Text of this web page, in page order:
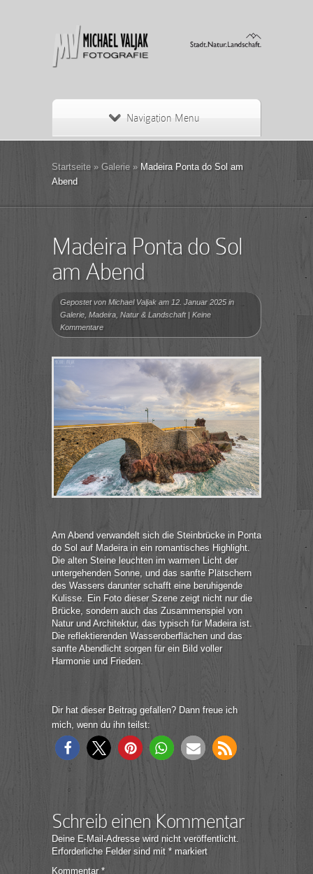
Navigation Menu
Startseite » Galerie » Madeira Ponta do Sol am
Abend
Madeira Ponta do Sol
am Abend
Gepostet von Michael Valjak am 12. Januar 2025 in
Galerie Madeira Natur & Landschaft| Keine
Kommentare
Am Abend verwandelt sich die Steinbrücke in Ponta
do Sol auf Madeira in ein romantisches Highlight.
Die alten Steine leuchten im warmen Licht der
untergehenden Sonne, und das sanfte Plätschern
des Wassers darunter schafft eine beruhigende
Kulisse. Ein Foto dieser Szene zeigt nicht nur die
Brücke, sondern auch das Zusammenspiel von
Natur und Architektur, das typisch für Madeira ist.
Die reflektierenden Wasseroberflächen und das
sanfte Abendlicht sorgen für ein Bild voller
Harmonie und Frieden.
Dir hat dieser Beitrag gefallen? Dann freue ich
mich, wenn du ihn teilst:
Schreib einen Kommentar
Deine E-Mail-Adresse wird nicht veröffentlicht.
Erforderliche Felder sind mit * markiert
Kommentar *